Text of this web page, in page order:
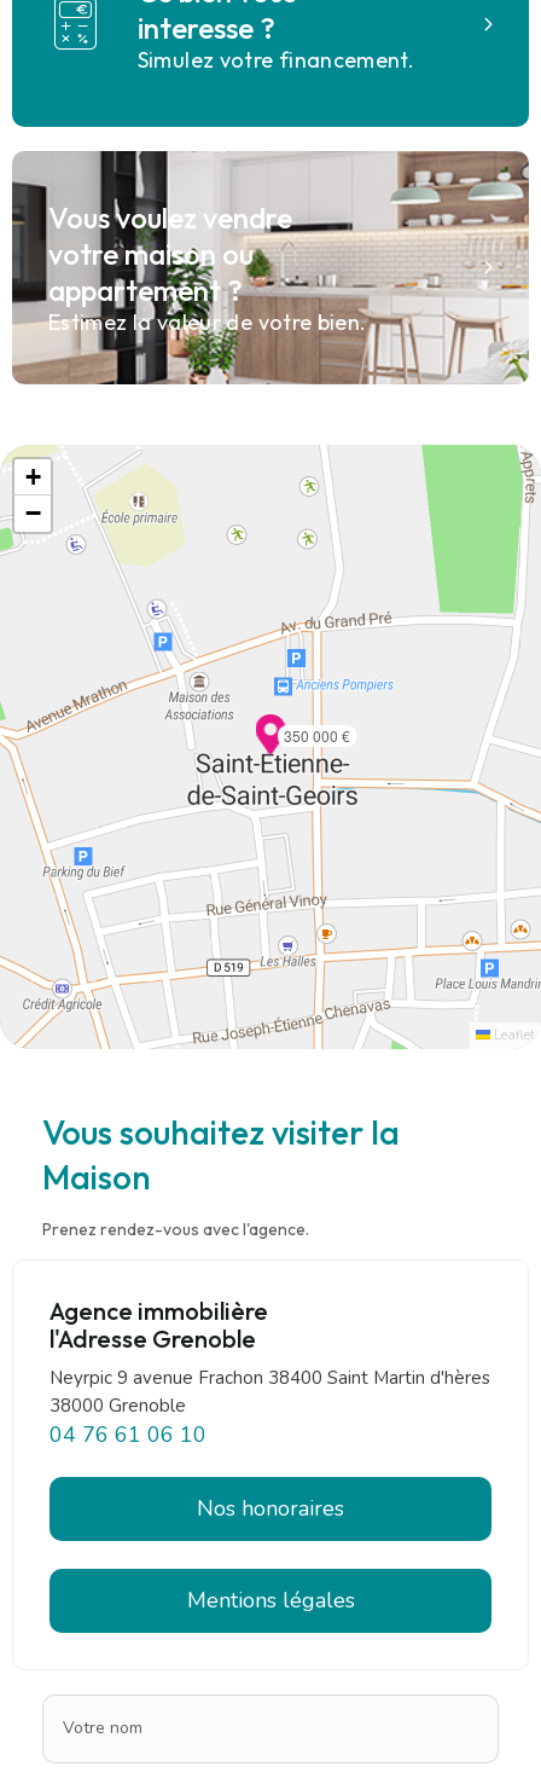
interesse ?
Simulez votre financement.
Vous voulez vendre
votre maison ou
appartement ?
Estimez la valeur de votre bien.
350 000 €
+
−
Leaflet
Vous souhaitez visiter la
Maison
Prenez rendez-vous avec l'agence.
Agence immobilière
l'Adresse Grenoble
Neyrpic 9 avenue Frachon 38400 Saint Martin d'hères
38000 Grenoble
04 76 61 06 10
Nos honoraires
Mentions légales
Votre nom